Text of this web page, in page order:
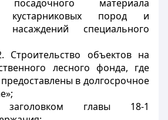
посадочного материала
пород и
насаждений специального
Строительство объектов на
лесного фонда, где
в долгосрочное
заголовком главы 18-1